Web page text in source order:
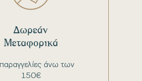
άνω των
150€
Δωρεάν
Μεταφορικά